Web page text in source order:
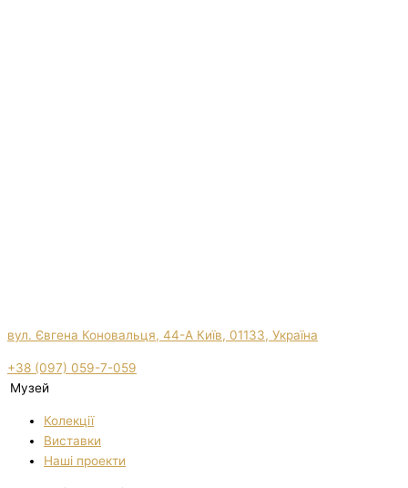
вул. Євгена Коновальця, 44-А Київ, 01133, Україна
+38 (097) 059-7-059
Музей
Колекції
Виставки
Нашi проекти